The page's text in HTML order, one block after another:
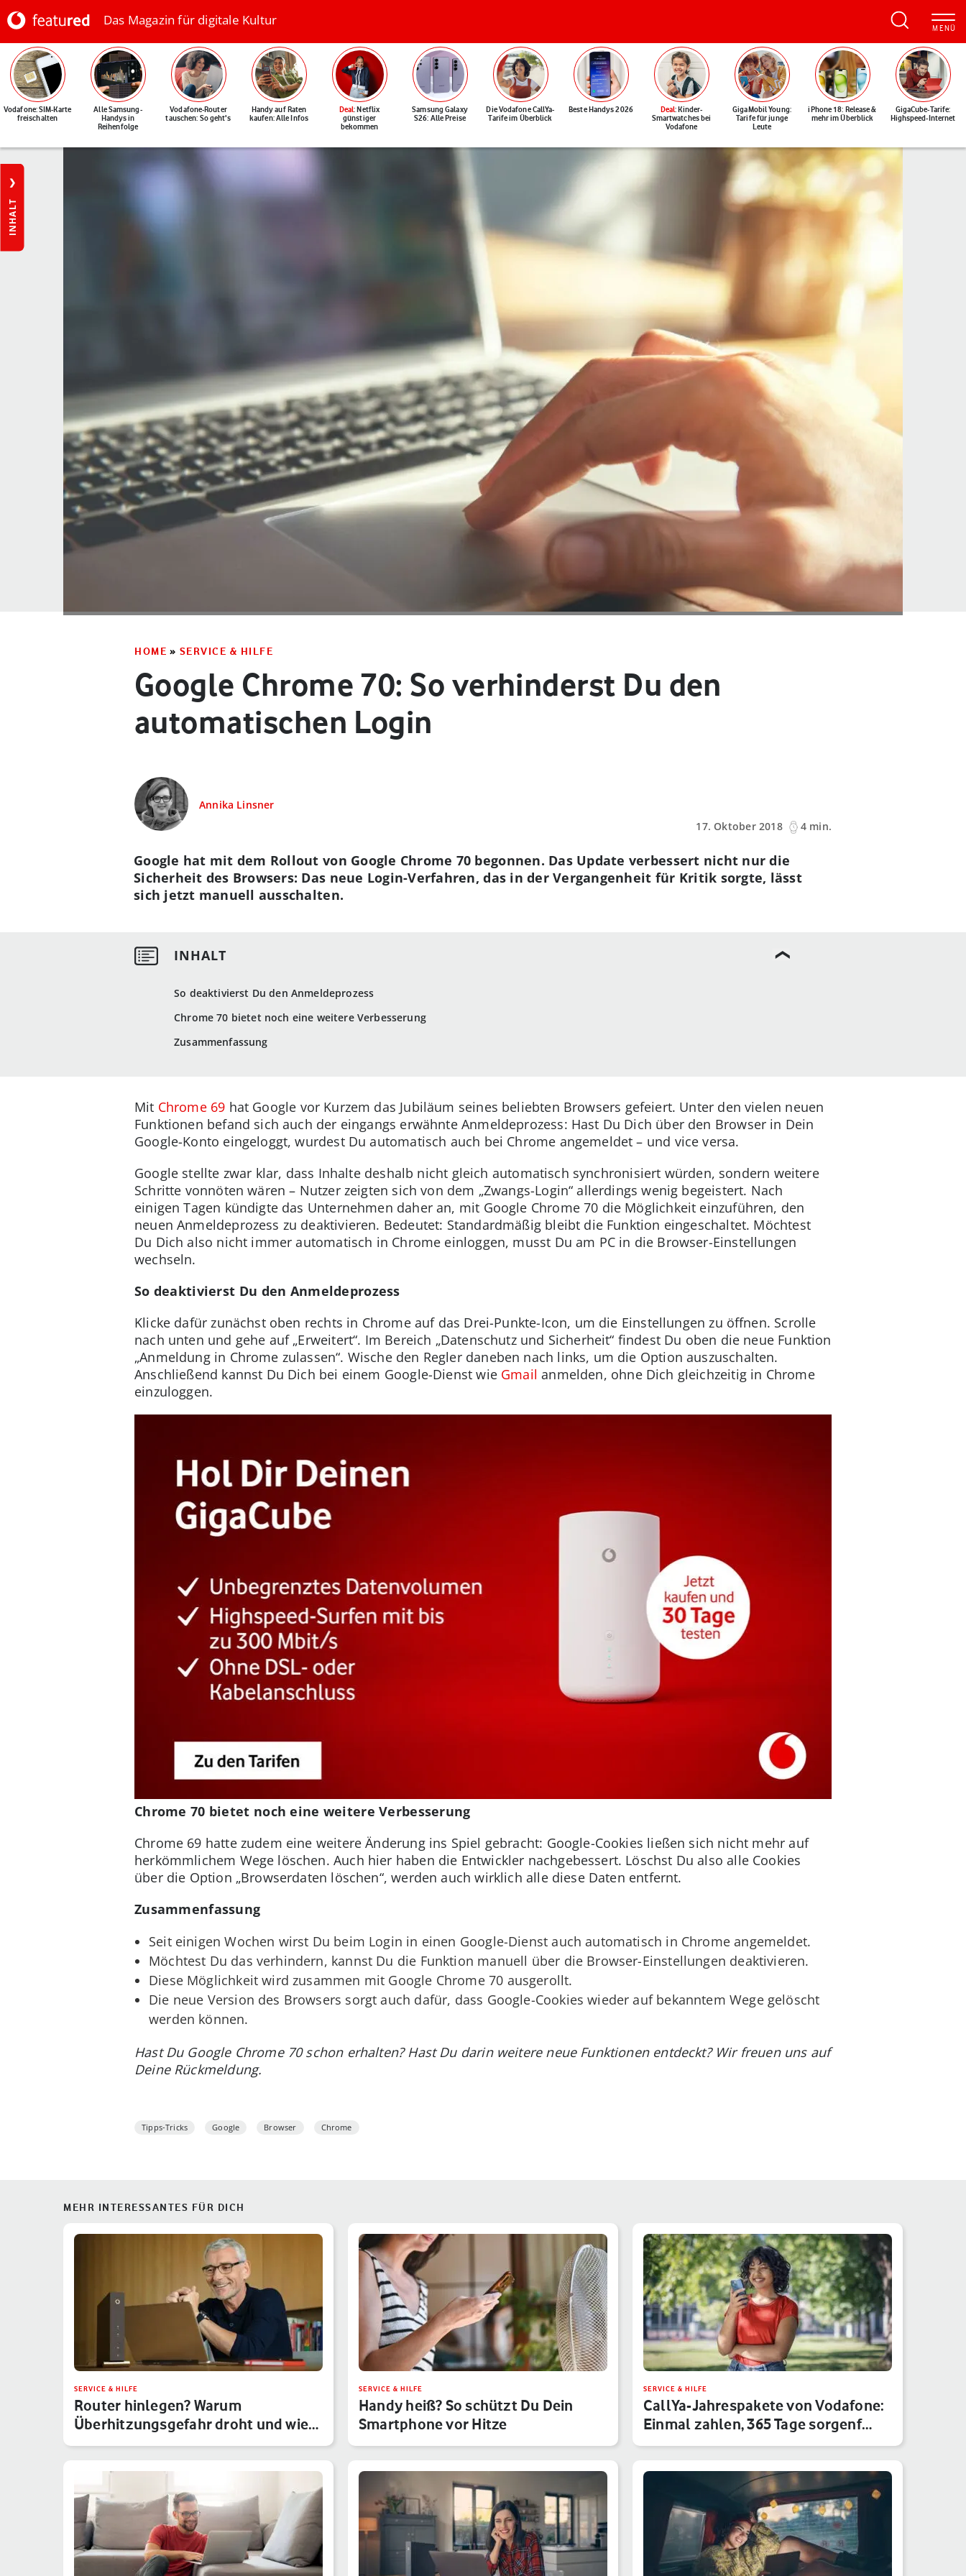
Das Magazin für digitale Kultur
Vodafone: SIM-Karte
freischalten
Alle Samsung-
Handys in
Reihenfolge
Vodafone-Router
tauschen: So geht's
Handy auf Raten
kaufen: Alle Infos
Deal: Netflix
günstiger
bekommen
Samsung Galaxy
S26: Alle Preise
Die Vodafone CallYa-
Tarife im Überblick
Beste Handys 2026 Deal: Kinder-
Smartwatches bei
Vodafone
GigaMobil Young:
Tarife für junge
Leute
iPhone 18: Release &
mehr im Überblick
GigaCube-Tarife:
Highspeed-Internet
INHALT
HOME » SERVICE & HILFE
Google Chrome 70: So verhinderst Du den
automatischen Login
Annika Linsner
17. Oktober 2018
4 min.
So deaktivierst Du den Anmeldeprozess
Chrome 70 bietet noch eine weitere Verbesserung
Zusammenfassung
Google hat mit dem Rollout von Google Chrome 70 begonnen. Das Update verbessert nicht nur die
Sicherheit des Browsers: Das neue Login-Verfahren, das in der Vergangenheit für Kritik sorgte, lässt
sich jetzt manuell ausschalten.
Mit Chrome 69 hat Google vor Kurzem das Jubiläum seines beliebten Browsers gefeiert. Unter den vielen neuen
Funktionen befand sich auch der eingangs erwähnte Anmeldeprozess: Hast Du Dich über den Browser in Dein
Google-Konto eingeloggt, wurdest Du automatisch auch bei Chrome angemeldet – und vice versa.
Google stellte zwar klar, dass Inhalte deshalb nicht gleich automatisch synchronisiert würden, sondern weitere
Schritte vonnöten wären – Nutzer zeigten sich von dem „Zwangs-Login“ allerdings wenig begeistert. Nach
einigen Tagen kündigte das Unternehmen daher an, mit Google Chrome 70 die Möglichkeit einzuführen, den
neuen Anmeldeprozess zu deaktivieren. Bedeutet: Standardmäßig bleibt die Funktion eingeschaltet. Möchtest
Du Dich also nicht immer automatisch in Chrome einloggen, musst Du am PC in die Browser-Einstellungen
wechseln.
So deaktivierst Du den Anmeldeprozess
Klicke dafür zunächst oben rechts in Chrome auf das Drei-Punkte-Icon, um die Einstellungen zu öffnen. Scrolle
nach unten und gehe auf „Erweitert“. Im Bereich „Datenschutz und Sicherheit“ findest Du oben die neue Funktion
„Anmeldung in Chrome zulassen“. Wische den Regler daneben nach links, um die Option auszuschalten.
Anschließend kannst Du Dich bei einem Google-Dienst wie Gmail anmelden, ohne Dich gleichzeitig in Chrome
einzuloggen.
Chrome 70 bietet noch eine weitere Verbesserung
Chrome 69 hatte zudem eine weitere Änderung ins Spiel gebracht: Google-Cookies ließen sich nicht mehr auf
herkömmlichem Wege löschen. Auch hier haben die Entwickler nachgebessert. Löschst Du also alle Cookies
über die Option „Browserdaten löschen“, werden auch wirklich alle diese Daten entfernt.
Zusammenfassung
Seit einigen Wochen wirst Du beim Login in einen Google-Dienst auch automatisch in Chrome angemeldet.
Möchtest Du das verhindern, kannst Du die Funktion manuell über die Browser-Einstellungen deaktivieren.
Diese Möglichkeit wird zusammen mit Google Chrome 70 ausgerollt.
Die neue Version des Browsers sorgt auch dafür, dass Google-Cookies wieder auf bekanntem Wege gelöscht
werden können.
Hast Du Google Chrome 70 schon erhalten? Hast Du darin weitere neue Funktionen entdeckt? Wir freuen uns auf
Deine Rückmeldung.
Tipps-Tricks Google Browser Chrome
MEHR INTERESSANTES FÜR DICH
SERVICE & HILFE
Router hinlegen? Warum
Überhitzungsgefahr droht und wie
Du das um…
SERVICE & HILFE
Handy heiß? So schützt Du Dein
Smartphone vor Hitze
SERVICE & HILFE
CallYa-Jahrespakete von Vodafone:
Einmal zahlen, 365 Tage sorgenf…